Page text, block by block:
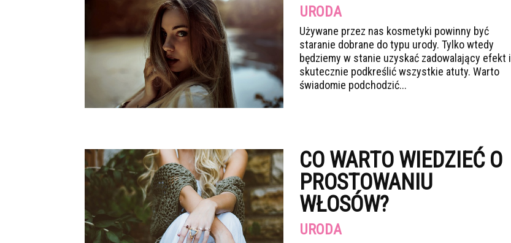
URODA
Używane przez nas kosmetyki powinny być
staranie dobrane do typu urody. Tylko wtedy
będziemy w stanie uzyskać zadowalający efekt i
skutecznie podkreślić wszystkie atuty. Warto
świadomie podchodzić...
CO WARTO WIEDZIEĆ O
PROSTOWANIU
WŁOSÓW?
URODA